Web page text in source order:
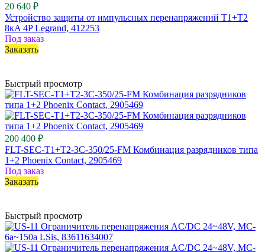
20 640 ₽
Устройство защиты от импульсных перенапряжений T1+T2
8кA 4P Legrand, 412253
Под заказ
Заказать
Быстрый просмотр
200 400 ₽
FLT-SEC-T1+T2-3C-350/25-FM Комбинация разрядников типа
1+2 Phoenix Contact, 2905469
Под заказ
Заказать
Быстрый просмотр